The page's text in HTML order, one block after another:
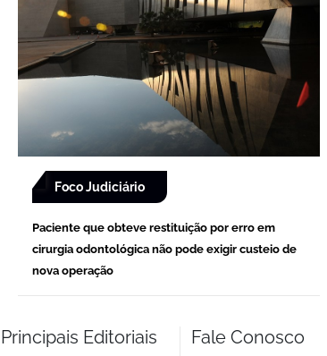
Foco Judiciário
Paciente que obteve restituição por erro em
cirurgia odontológica não pode exigir custeio de
nova operação
Principais Editoriais Fale Conosco